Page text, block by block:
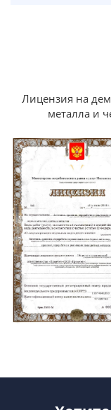
Лицензия на
металла и